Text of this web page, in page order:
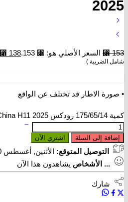
2025
⃁153 السعر الأصلي هو: ⃁ 153. ⃁ 138
شامل الضريبة )
• صورة الاطار قد تختلف عن الواقع
كمية 175/65/14 رودكس China H11 2025
إضافة إلى السلة اشتري الآن
التوصيل المتوقع:
الأثنين, أغسطس 10
...
الأشخاص يشاهدون هذا الآن
شارك